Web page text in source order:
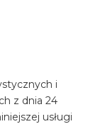
i
z dnia 24
usługi